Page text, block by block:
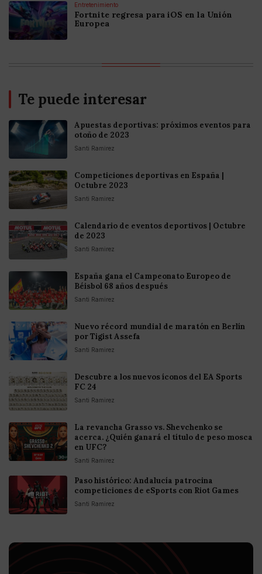
Entretenimiento
Fortnite regresa para iOS en la Unión
Europea
Te puede interesar
Apuestas deportivas: próximos eventos para
otoño de 2023
Santi Ramirez
Competiciones deportivas en España |
Octubre 2023
Santi Ramirez
Calendario de eventos deportivos | Octubre
de 2023
Santi Ramirez
España gana el Campeonato Europeo de
Béisbol 68 años después
Santi Ramirez
Nuevo récord mundial de maratón en Berlín
por Tigist Assefa
Santi Ramirez
Descubre a los nuevos íconos del EA Sports
FC 24
Santi Ramirez
La revancha Grasso vs. Shevchenko se
acerca. ¿Quién ganará el título de peso mosca
en UFC?
Santi Ramirez
Paso histórico: Andalucía patrocina
competiciones de eSports con Riot Games
Santi Ramirez